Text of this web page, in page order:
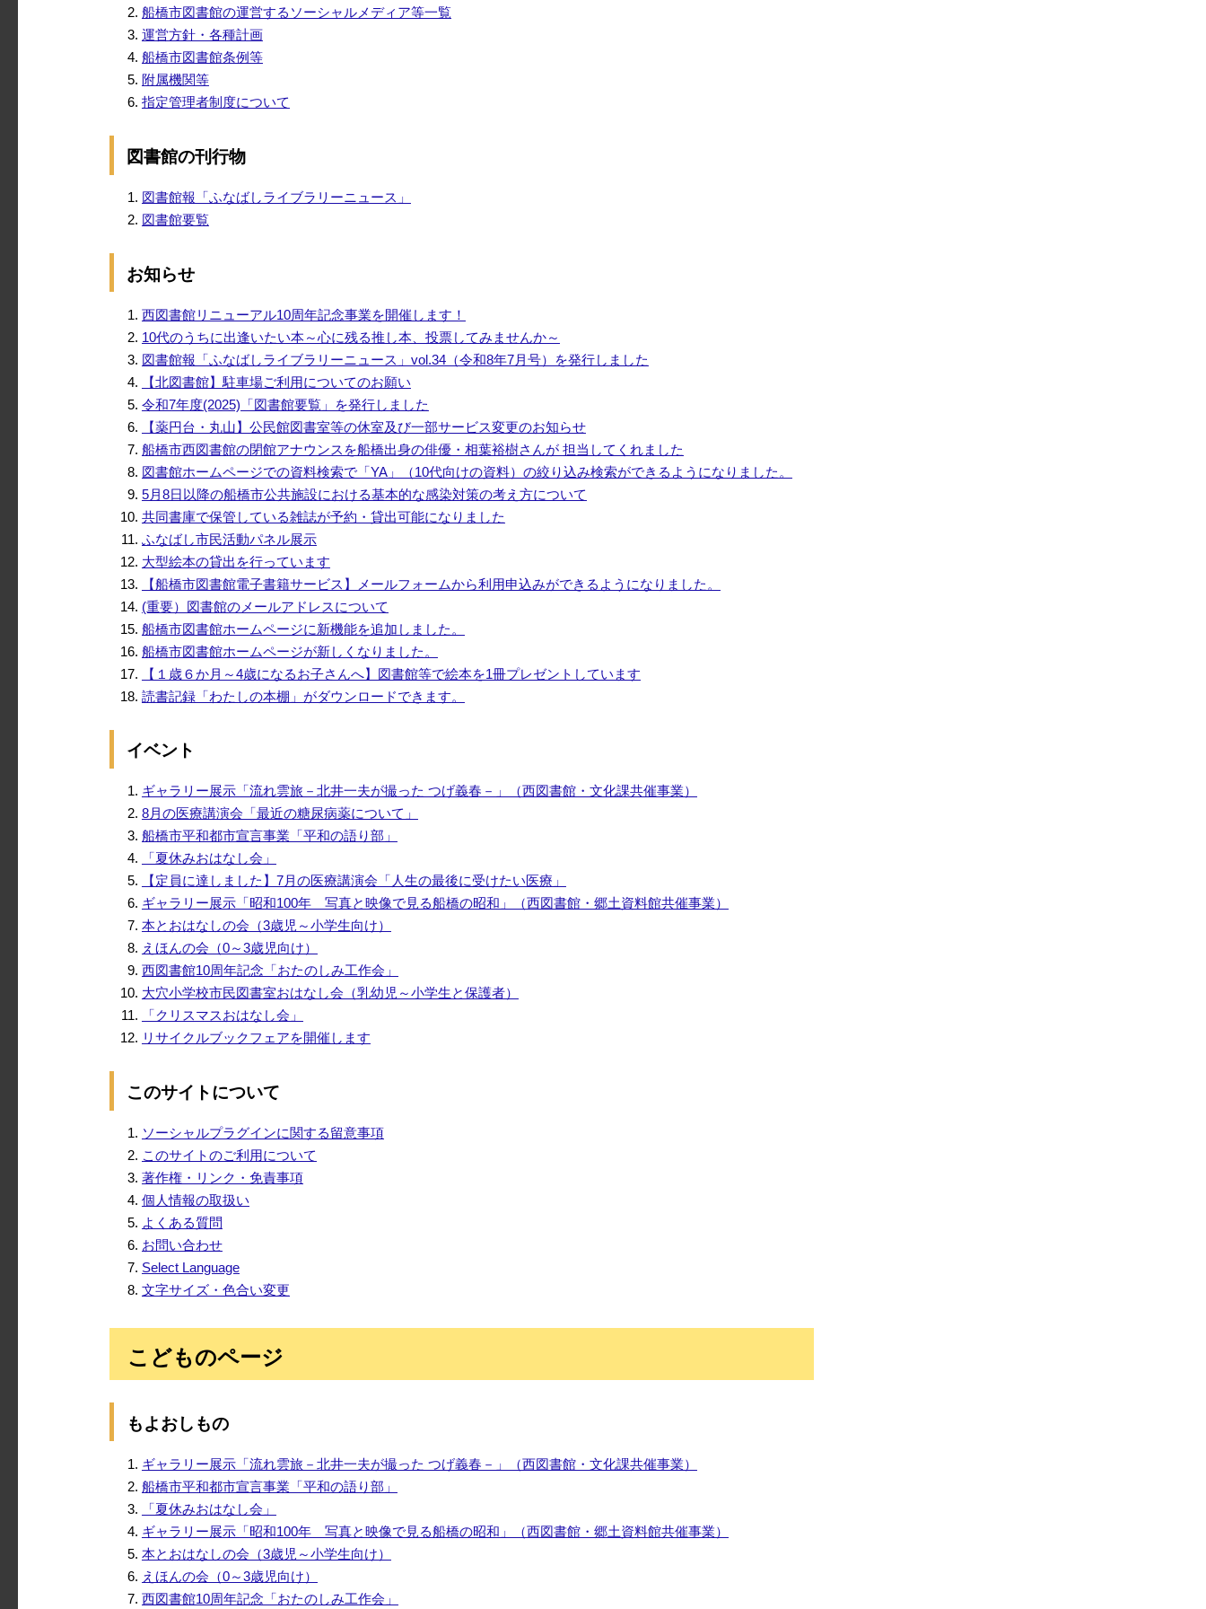
船橋市図書館の運営するソーシャルメディア等一覧
運営方針・各種計画
船橋市図書館条例等
附属機関等
指定管理者制度について
図書館の刊行物
図書館報「ふなばしライブラリーニュース」
図書館要覧
お知らせ
西図書館リニューアル10周年記念事業を開催します！
10代のうちに出逢いたい本～心に残る推し本、投票してみませんか～
図書館報「ふなばしライブラリーニュース」vol.34（令和8年7月号）を発行しました
【北図書館】駐車場ご利用についてのお願い
令和7年度(2025)「図書館要覧」を発行しました
【薬円台・丸山】公民館図書室等の休室及び一部サービス変更のお知らせ
船橋市西図書館の閉館アナウンスを船橋出身の俳優・相葉裕樹さんが 担当してくれました
図書館ホームページでの資料検索で「YA」（10代向けの資料）の絞り込み検索ができるようになりました。
5月8日以降の船橋市公共施設における基本的な感染対策の考え方について
共同書庫で保管している雑誌が予約・貸出可能になりました
ふなばし市民活動パネル展示
大型絵本の貸出を行っています
【船橋市図書館電子書籍サービス】メールフォームから利用申込みができるようになりました。
(重要）図書館のメールアドレスについて
船橋市図書館ホームページに新機能を追加しました。
船橋市図書館ホームページが新しくなりました。
【１歳６か月～4歳になるお子さんへ】図書館等で絵本を1冊プレゼントしています
読書記録「わたしの本棚」がダウンロードできます。
イベント
ギャラリー展示「流れ雲旅－北井一夫が撮った つげ義春－」（西図書館・文化課共催事業）
8月の医療講演会「最近の糖尿病薬について」
船橋市平和都市宣言事業「平和の語り部」
「夏休みおはなし会」
【定員に達しました】7月の医療講演会「人生の最後に受けたい医療」
ギャラリー展示「昭和100年 写真と映像で見る船橋の昭和」（西図書館・郷土資料館共催事業）
本とおはなしの会（3歳児～小学生向け）
えほんの会（0～3歳児向け）
西図書館10周年記念「おたのしみ工作会」
大穴小学校市民図書室おはなし会（乳幼児～小学生と保護者）
「クリスマスおはなし会」
リサイクルブックフェアを開催します
このサイトについて
ソーシャルプラグインに関する留意事項
このサイトのご利用について
著作権・リンク・免責事項
個人情報の取扱い
よくある質問
お問い合わせ
Select Language
文字サイズ・色合い変更
こどものページ
もよおしもの
ギャラリー展示「流れ雲旅－北井一夫が撮った つげ義春－」（西図書館・文化課共催事業）
船橋市平和都市宣言事業「平和の語り部」
「夏休みおはなし会」
ギャラリー展示「昭和100年 写真と映像で見る船橋の昭和」（西図書館・郷土資料館共催事業）
本とおはなしの会（3歳児～小学生向け）
えほんの会（0～3歳児向け）
西図書館10周年記念「おたのしみ工作会」